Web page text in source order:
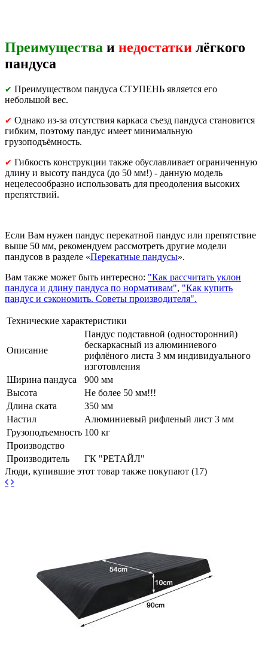
Преимущества и недостатки лёгкого
пандуса
✔ Преимуществом пандуса СТУПЕНЬ является его
небольшой вес.
✔ Однако из-за отсутствия каркаса съезд пандуса становится
гибким, поэтому пандус имеет минимальную
грузоподъёмность.
✔ Гибкость конструкции также обуславливает ограниченную
длину и высоту пандуса (до 50 мм!) - данную модель
нецелесообразно использовать для преодоления высоких
препятствий.
Если Вам нужен пандус перекатной пандус или препятствие
выше 50 мм, рекомендуем рассмотреть другие модели
пандусов в разделе «Перекатные пандусы».
Вам также может быть интересно: "Как рассчитать уклон
пандуса и длину пандуса по нормативам", "Как купить
пандус и сэкономить. Советы производителя".
Технические характеристики
Описание
Пандус подставной (односторонний)
бескаркасный из алюминиевого
рифлёного листа 3 мм индивидуального
изготовления
Ширина пандуса
900 мм
Высота
Не более 50 мм!!!
Длина ската
350 мм
Настил
Алюминиевый рифленый лист 3 мм
Грузоподъемность 100 кг
Производство
Производитель
ГК "РЕТАЙЛ"
Люди, купившие этот товар также покупают (17)